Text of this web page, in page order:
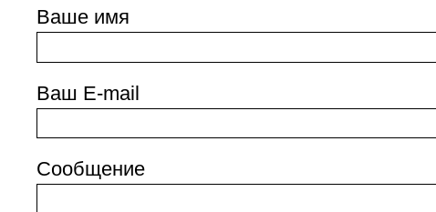
Ваше имя
Ваш E-mail
Сообщение